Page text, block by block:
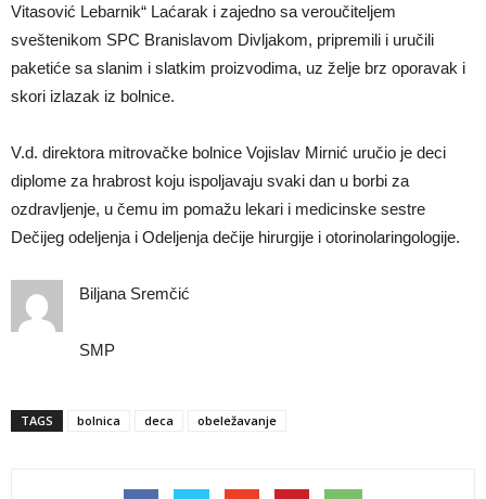
Vitasović Lebarnik“ Laćarak i zajedno sa veroučiteljem
sveštenikom SPC Branislavom Divljakom, pripremili i uručili
paketiće sa slanim i slatkim proizvodima, uz želje brz oporavak i
skori izlazak iz bolnice.
V.d. direktora mitrovačke bolnice Vojislav Mirnić uručio je deci
diplome za hrabrost koju ispoljavaju svaki dan u borbi za
ozdravljenje, u čemu im pomažu lekari i medicinske sestre
Dečijeg odeljenja i Odeljenja dečije hirurgije i otorinolaringologije.
Biljana Sremčić
SMP
TAGS bolnica deca obeležavanje